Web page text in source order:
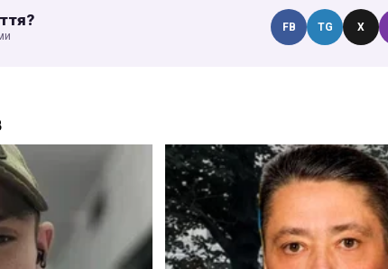
FB TG X